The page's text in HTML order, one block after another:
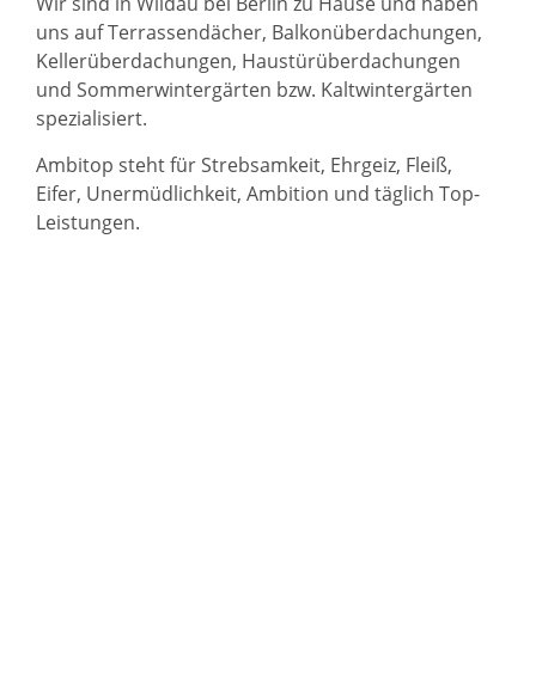
uns auf Terrassendächer, Balkonüberdachungen,
Kellerüberdachungen, Haustürüberdachungen
und Sommerwintergärten bzw. Kaltwintergärten
spezialisiert.
Ambitop steht für Strebsamkeit, Ehrgeiz, Fleiß,
Eifer, Unermüdlichkeit, Ambition und täglich Top-
Leistungen.